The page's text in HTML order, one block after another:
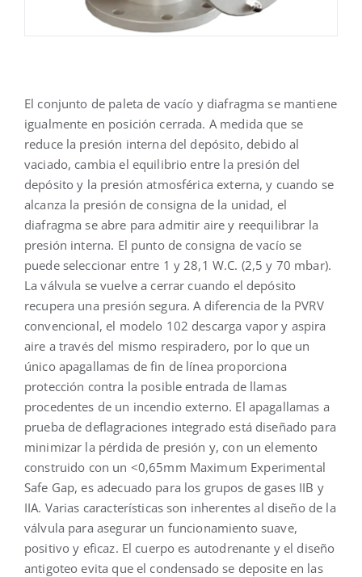
El conjunto de paleta de vacío y diafragma se mantiene
igualmente en posición cerrada. A medida que se
reduce la presión interna del depósito, debido al
vaciado, cambia el equilibrio entre la presión del
depósito y la presión atmosférica externa, y cuando se
alcanza la presión de consigna de la unidad, el
diafragma se abre para admitir aire y reequilibrar la
presión interna. El punto de consigna de vacío se
puede seleccionar entre 1 y 28,1 W.C. (2,5 y 70 mbar).
La válvula se vuelve a cerrar cuando el depósito
recupera una presión segura. A diferencia de la PVRV
convencional, el modelo 102 descarga vapor y aspira
aire a través del mismo respiradero, por lo que un
único apagallamas de fin de línea proporciona
protección contra la posible entrada de llamas
procedentes de un incendio externo. El apagallamas a
prueba de deflagraciones integrado está diseñado para
minimizar la pérdida de presión y, con un elemento
construido con un <0,65mm Maximum Experimental
Safe Gap, es adecuado para los grupos de gases IIB y
IIA. Varias características son inherentes al diseño de la
válvula para asegurar un funcionamiento suave,
positivo y eficaz. El cuerpo es autodrenante y el diseño
antigoteo evita que el condensado se deposite en las